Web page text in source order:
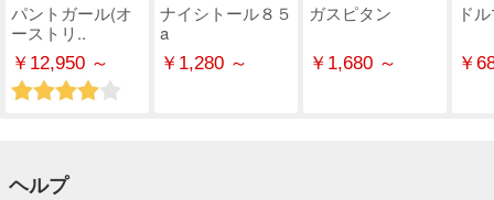
パントガール(オ
ーストリ..
￥12,950 ～
ナイシトール８５
a
￥1,280 ～
ガスピタン
￥1,680 ～
ド
￥
ヘルプ